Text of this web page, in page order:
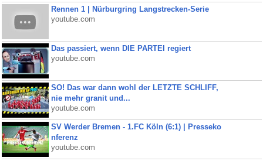
Rennen 1 | Nürburgring Langstrecken-Serie
youtube.com
Das passiert, wenn DIE PARTEI regiert
youtube.com
SO! Das war dann wohl der LETZTE SCHLIFF,
nie mehr granit und...
youtube.com
SV Werder Bremen - 1.FC Köln (6:1) | Presseko
nferenz
youtube.com